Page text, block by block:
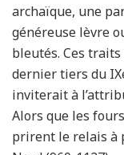
archaïque, une
généreuse lèvre
bleutés. Ces
dernier tiers du
inviterait à
Alors que les
prirent le relais à